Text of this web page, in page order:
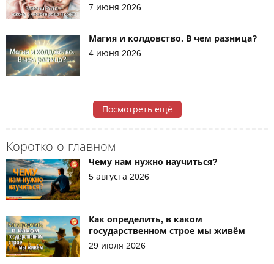
Коротко о главном
Чему нам нужно научиться?
5 августа 2026
Как определить, в каком
государственном строе мы живём
29 июля 2026
7 июня 2026
Магия и колдовство. В чем разница?
4 июня 2026
Посмотреть ещё